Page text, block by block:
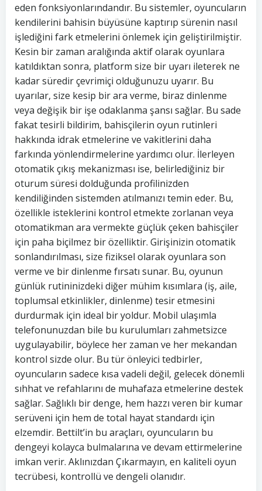
eden fonksiyonlarındandır. Bu sistemler, oyuncuların
kendilerini bahisin büyüsüne kaptırıp sürenin nasıl
işlediğini fark etmelerini önlemek için geliştirilmiştir.
Kesin bir zaman aralığında aktif olarak oyunlara
katıldıktan sonra, platform size bir uyarı ileterek ne
kadar süredir çevrimiçi olduğunuzu uyarır. Bu
uyarılar, size kesip bir ara verme, biraz dinlenme
veya değişik bir işe odaklanma şansı sağlar. Bu sade
fakat tesirli bildirim, bahisçilerin oyun rutinleri
hakkında idrak etmelerine ve vakitlerini daha
farkında yönlendirmelerine yardımcı olur. İlerleyen
otomatik çıkış mekanizması ise, belirlediğiniz bir
oturum süresi dolduğunda profilinizden
kendiliğinden sistemden atılmanızı temin eder. Bu,
özellikle isteklerini kontrol etmekte zorlanan veya
otomatikman ara vermekte güçlük çeken bahisçiler
için paha biçilmez bir özelliktir. Girişinizin otomatik
sonlandırılması, size fiziksel olarak oyunlara son
verme ve bir dinlenme fırsatı sunar. Bu, oyunun
günlük rutininizdeki diğer mühim kısımlara (iş, aile,
toplumsal etkinlikler, dinlenme) tesir etmesini
durdurmak için ideal bir yoldur. Mobil ulaşımla
telefonunuzdan bile bu kurulumları zahmetsizce
uygulayabilir, böylece her zaman ve her mekandan
kontrol sizde olur. Bu tür önleyici tedbirler,
oyuncuların sadece kısa vadeli değil, gelecek dönemli
sıhhat ve refahlarını de muhafaza etmelerine destek
sağlar. Sağlıklı bir denge, hem hazzı veren bir kumar
serüveni için hem de total hayat standardı için
elzemdir. Bettilt’in bu araçları, oyuncuların bu
dengeyi kolayca bulmalarına ve devam ettirmelerine
imkan verir. Aklınızdan Çıkarmayın, en kaliteli oyun
tecrübesi, kontrollü ve dengeli olanıdır.